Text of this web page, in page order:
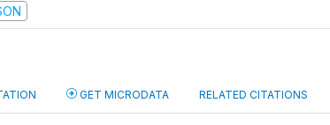
GET MICRODATA RELATED CITATIONS